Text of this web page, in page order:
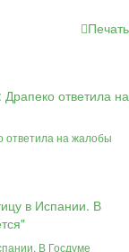
Печать
ответила на жалобы
В Госдуме